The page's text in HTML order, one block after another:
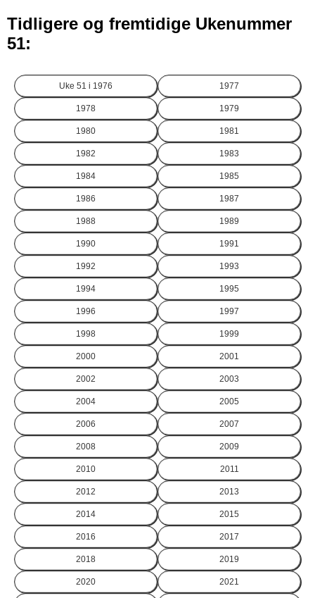
Tidligere og fremtidige Ukenummer
51:
Uke 51 i 1976 1977
1978 1979
1980 1981
1982 1983
1984 1985
1986 1987
1988 1989
1990 1991
1992 1993
1994 1995
1996 1997
1998 1999
2000 2001
2002 2003
2004 2005
2006 2007
2008 2009
2010 2011
2012 2013
2014 2015
2016 2017
2018 2019
2020 2021